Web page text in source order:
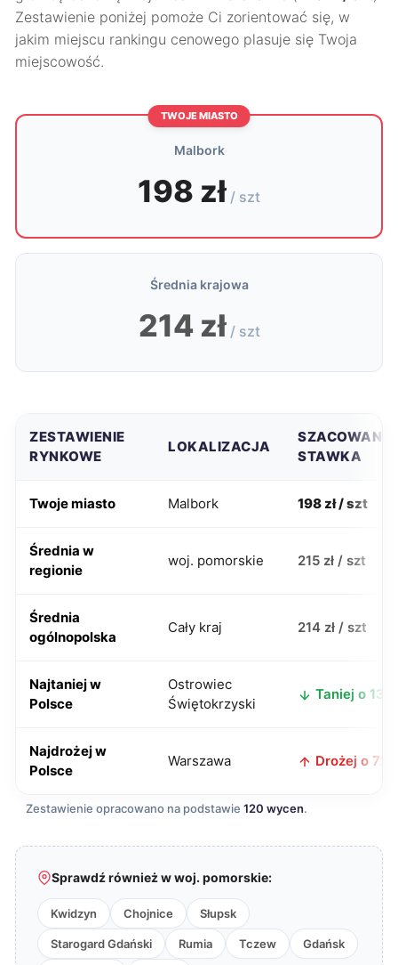
Zestawienie poniżej pomoże Ci zorientować się, w
jakim miejscu rankingu cenowego plasuje się Twoja
miejscowość.
TWOJE MIASTO
Malbork
198 zł / szt
Średnia krajowa
214 zł / szt
ZESTAWIENIE
RYNKOWE
LOKALIZACJA
SZACOWANA
STAWKA
Twoje miasto Malbork 198 zł / szt
Średnia w
regionie
woj. pomorskie 215 zł / szt
Średnia
ogólnopolska
Cały kraj 214 zł / szt
Najtaniej w
Polsce
Ostrowiec
Świętokrzyski
Taniej o 13 zł
Najdrożej w
Polsce
Warszawa Drożej o 72
Zestawienie opracowano na podstawie 120 wycen.
Sprawdź również w woj. pomorskie:
Kwidzyn Chojnice Słupsk
Starogard Gdański Rumia Tczew Gdańsk